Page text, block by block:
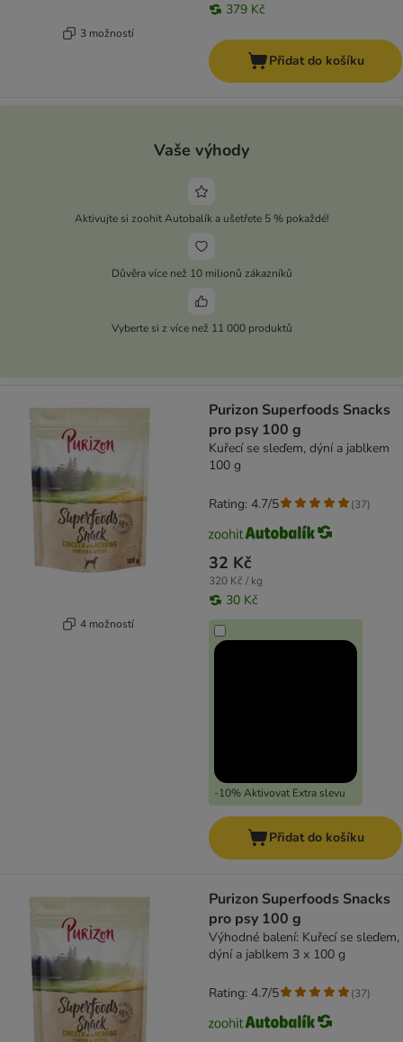
3 možností
379 Kč
Přidat do košíku
Vaše výhody
Aktivujte si zoohit Autobalík a ušetřete 5 % pokaždé!
Důvěra více než 10 milionů zákazníků
Vyberte si z více než 11 000 produktů
4 možností
Purizon Superfoods Snacks
pro psy 100 g
Kuřecí se sleďem, dýní a jablkem
100 g
32 Kč
320 Kč / kg
30 Kč
-10% Aktivovat Extra slevu
Rating: 4.7/5 (37)
Přidat do košíku
Purizon Superfoods Snacks
pro psy 100 g
Výhodné balení: Kuřecí se sleďem,
dýní a jablkem 3 x 100 g
Rating: 4.7/5 (37)